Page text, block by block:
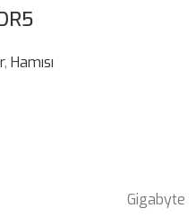
, Hamısı
Gigabyte